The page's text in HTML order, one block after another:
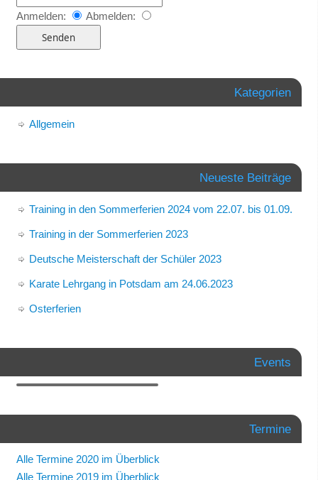
Anmelden: Abmelden:
Kategorien
Allgemein
Neueste Beiträge
Training in den Sommerferien 2024 vom 22.07. bis 01.09.
Training in der Sommerferien 2023
Deutsche Meisterschaft der Schüler 2023
Karate Lehrgang in Potsdam am 24.06.2023
Osterferien
Events
Termine
Alle Termine 2020 im Überblick
Alle Termine 2019 im Überblick